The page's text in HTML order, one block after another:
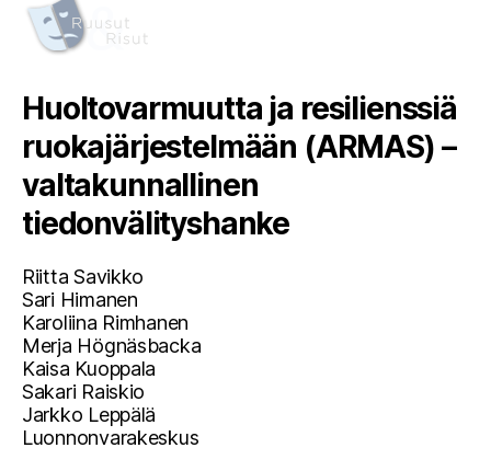
Huoltovarmuutta ja resilienssiä
ruokajärjestelmään (ARMAS) –
valtakunnallinen
tiedonvälityshanke
Riitta Savikko
Sari Himanen
Karoliina Rimhanen
Merja Högnäsbacka
Kaisa Kuoppala
Sakari Raiskio
Jarkko Leppälä
Luonnonvarakeskus